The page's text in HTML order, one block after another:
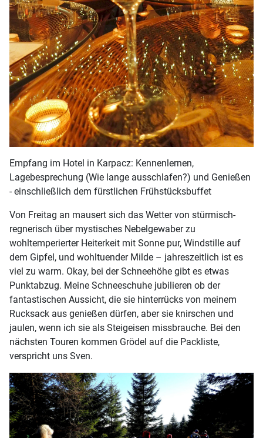
Empfang im Hotel in Karpacz: Kennenlernen,
Lagebesprechung (Wie lange ausschlafen?) und Genießen
- einschließlich dem fürstlichen Frühstücksbuffet
Von Freitag an mausert sich das Wetter von stürmisch-
regnerisch über mystisches Nebelgewaber zu
wohltemperierter Heiterkeit mit Sonne pur, Windstille auf
dem Gipfel, und wohltuender Milde – jahreszeitlich ist es
viel zu warm. Okay, bei der Schneehöhe gibt es etwas
Punktabzug. Meine Schneeschuhe jubilieren ob der
fantastischen Aussicht, die sie hinterrücks von meinem
Rucksack aus genießen dürfen, aber sie knirschen und
jaulen, wenn ich sie als Steigeisen missbrauche. Bei den
nächsten Touren kommen Grödel auf die Packliste,
verspricht uns Sven.